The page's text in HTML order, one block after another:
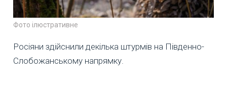
Фото ілюстративне
Росіяни здійснили декілька штурмів на Південно-
Слобожанському напрямку.